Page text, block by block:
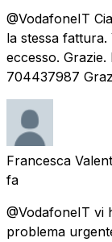
@VodafoneIT
la stessa
eccesso.
704437987
Francesca
fa
@VodafoneIT vi
problema